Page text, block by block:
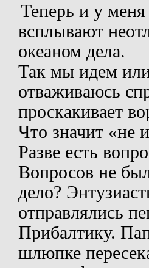
Теперь и у меня
всплывают
океаном дела.
Так мы идем
отваживаюсь
проскакивает
Что значит «не
Разве есть
Вопросов не
дело?
отправлялись
Прибалтику.
шлюпке